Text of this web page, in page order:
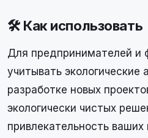
🛠 Как использовать
Для предпринимателей и
учитывать экологические
разработке новых
экологически чистых
привлекательность ваших